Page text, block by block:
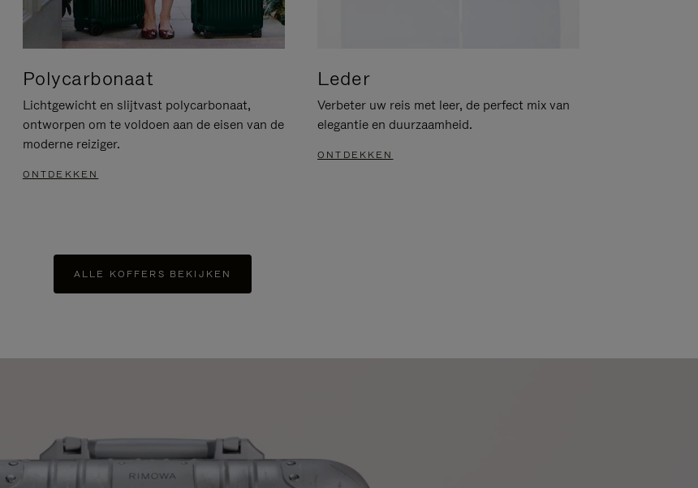
Polycarbonaat
Lichtgewicht en slijtvast polycarbonaat,
ontworpen om te voldoen aan de eisen van de
moderne reiziger.
ONTDEKKEN
Leder
Verbeter uw reis met leer, de perfect mix van
elegantie en duurzaamheid.
ONTDEKKEN
ALLE KOFFERS BEKIJKEN